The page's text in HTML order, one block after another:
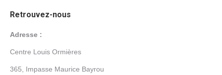
Retrouvez-nous
Adresse :
Centre Louis Ormières
365, Impasse Maurice Bayrou